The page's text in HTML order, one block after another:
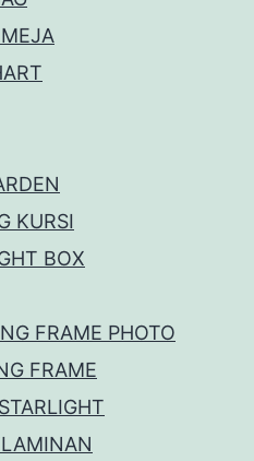
KURSI
BOX
FRAME PHOTO
FRAME